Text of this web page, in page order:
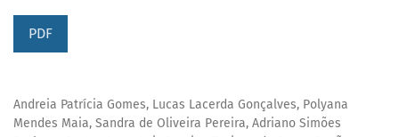
PDF
Andreia Patrícia Gomes, Lucas Lacerda Gonçalves, Polyana
Mendes Maia, Sandra de Oliveira Pereira, Adriano Simões